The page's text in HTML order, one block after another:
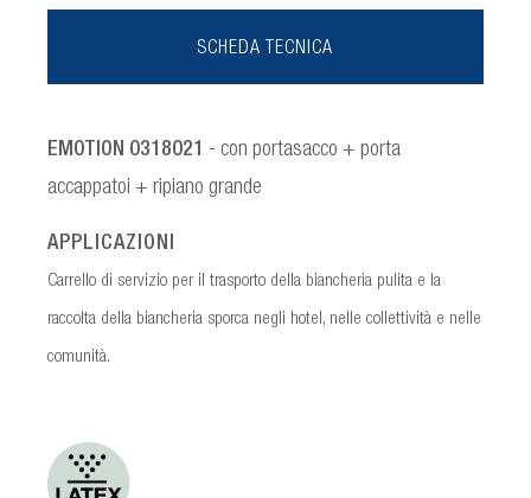
SCHEDA TECNICA
EMOTION 0318021 - con portasacco + porta
accappatoi + ripiano grande
APPLICAZIONI
Carrello di servizio per il trasporto della biancheria pulita e la
raccolta della biancheria sporca negli hotel, nelle collettività e nelle
comunità.